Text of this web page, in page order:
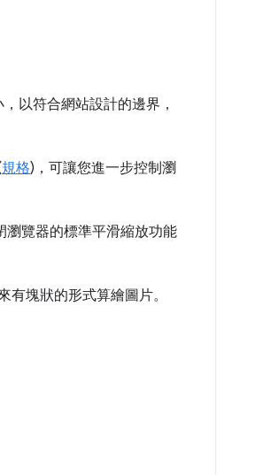
以符合網站設計的邊界，
規格)，可讓您進一步控制瀏
覽器的標準平滑縮放功能
塊狀的形式算繪圖片。